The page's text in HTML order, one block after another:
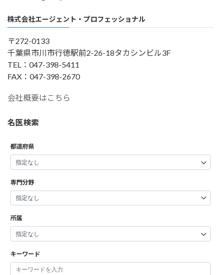
株式会社エージェント・プロフェッショナル
〒272-0133
千葉県市川市行徳駅前2-26-18タカシンビル3F
TEL：047-398-5411
FAX：047-398-2670
会社概要はこちら
名医検索
都道府県
専門分野
所属
キーワード